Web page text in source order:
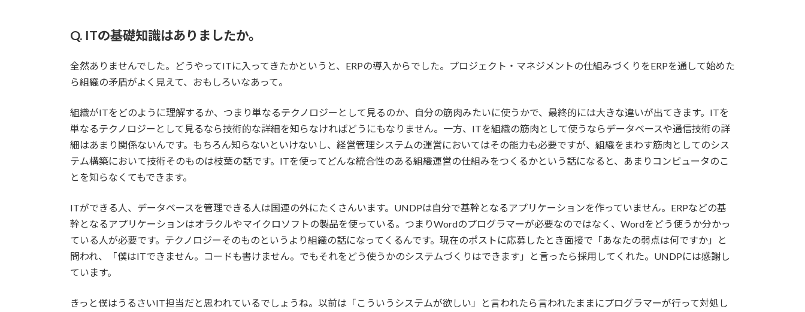
Q. ITの基礎知識はありましたか。
全然ありませんでした。どうやってITに入ってきたかというと、ERPの導入からでした。プロジェクト・マネジメントの仕組みづくりをERPを通して始めた
ら組織の矛盾がよく見えて、おもしろいなあって。
組織がITをどのように理解するか、つまり単なるテクノロジーとして見るのか、自分の筋肉みたいに使うかで、最終的には大きな違いが出てきます。ITを
単なるテクノロジーとして見るなら技術的な詳細を知らなければどうにもなりません。一方、ITを組織の筋肉として使うならデータベースや通信技術の詳
細はあまり関係ないんです。もちろん知らないといけないし、経営管理システムの運営においてはその能力も必要ですが、組織をまわす筋肉としてのシス
テム構築において技術そのものは枝葉の話です。ITを使ってどんな統合性のある組織運営の仕組みをつくるかという話になると、あまりコンピュータのこ
とを知らなくてもできます。
ITができる人、データベースを管理できる人は国連の外にたくさんいます。UNDPは自分で基幹となるアプリケーションを作っていません。ERPなどの基
幹となるアプリケーションはオラクルやマイクロソフトの製品を使っている。つまりWordのプログラマーが必要なのではなく、Wordをどう使うか分かっ
ている人が必要です。テクノロジーそのものというより組織の話になってくるんです。現在のポストに応募したとき面接で「あなたの弱点は何ですか」と
問われ、「僕はITできません。コードも書けません。でもそれをどう使うかのシステムづくりはできます」と言ったら採用してくれた。UNDPには感謝し
ています。
きっと僕はうるさいIT担当だと思われているでしょうね。以前は「こういうシステムが欲しい」と言われたら言われたままにプログラマーが行って対処し